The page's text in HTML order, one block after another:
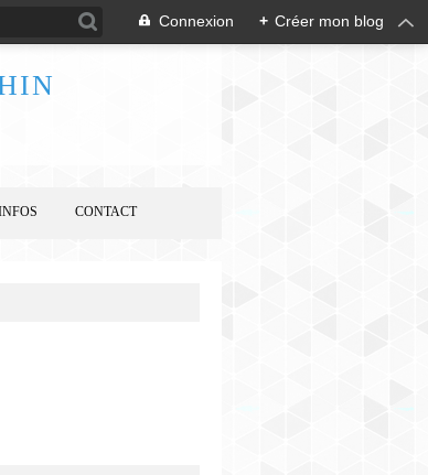
Connexion + Créer mon blog
CONTACT